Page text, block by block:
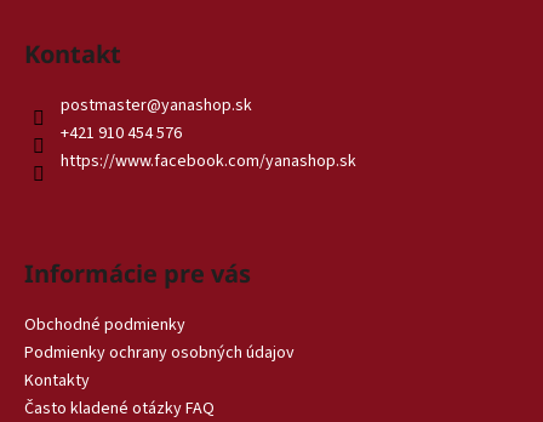
Kontakt
postmaster@yanashop.sk
+421 910 454 576
https://www.facebook.com/yanashop.sk
Informácie pre vás
Obchodné podmienky
Podmienky ochrany osobných údajov
Kontakty
Často kladené otázky FAQ